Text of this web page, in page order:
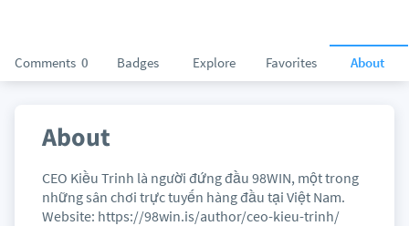
Comments 0 Badges Explore Favorites About
About
CEO Kiều Trinh là người đứng đầu 98WIN, một trong
những sân chơi trực tuyến hàng đầu tại Việt Nam.
Website: https://98win.is/author/ceo-kieu-trinh/